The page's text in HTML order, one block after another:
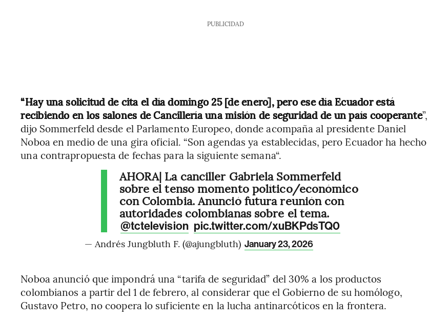
PUBLICIDAD
“Hay una solicitud de cita el día domingo 25 [de enero], pero ese día Ecuador está
recibiendo en los salones de Cancillería una misión de seguridad de un país cooperante”,
dijo Sommerfeld desde el Parlamento Europeo, donde acompaña al presidente Daniel
Noboa en medio de una gira oficial. “Son agendas ya establecidas, pero Ecuador ha hecho
una contrapropuesta de fechas para la siguiente semana“.
AHORA| La canciller Gabriela Sommerfeld
sobre el tenso momento político/económico
con Colombia. Anunció futura reunión con
autoridades colombianas sobre el tema.
@tctelevision pic.twitter.com/xuBKPdsTQ0
— Andrés Jungbluth F. (@ajungbluth) January 23, 2026
Noboa anunció que impondrá una “tarifa de seguridad” del 30% a los productos
colombianos a partir del 1 de febrero, al considerar que el Gobierno de su homólogo,
Gustavo Petro, no coopera lo suficiente en la lucha antinarcóticos en la frontera.